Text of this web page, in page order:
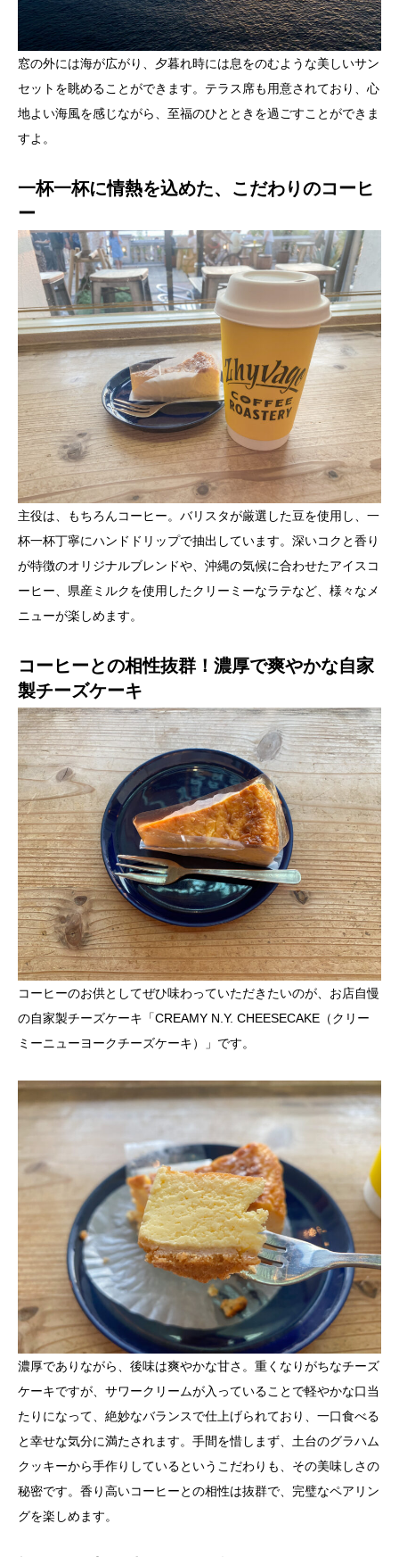
窓の外には海が広がり、夕暮れ時には息をのむような美しいサン
セットを眺めることができます。テラス席も用意されており、心
地よい海風を感じながら、至福のひとときを過ごすことができま
すよ。
一杯一杯に情熱を込めた、こだわりのコーヒ
ー
主役は、もちろんコーヒー。バリスタが厳選した豆を使用し、一
杯一杯丁寧にハンドドリップで抽出しています。深いコクと香り
が特徴のオリジナルブレンドや、沖縄の気候に合わせたアイスコ
ーヒー、県産ミルクを使用したクリーミーなラテなど、様々なメ
ニューが楽しめます。
コーヒーとの相性抜群！濃厚で爽やかな自家
製チーズケーキ
コーヒーのお供としてぜひ味わっていただきたいのが、お店自慢
の自家製チーズケーキ「CREAMY N.Y. CHEESECAKE（クリー
ミーニューヨークチーズケーキ）」です。
濃厚でありながら、後味は爽やかな甘さ。重くなりがちなチーズ
ケーキですが、サワークリームが入っていることで軽やかな口当
たりになって、絶妙なバランスで仕上げられており、一口食べる
と幸せな気分に満たされます。手間を惜しまず、土台のグラハム
クッキーから手作りしているというこだわりも、その美味しさの
秘密です。香り高いコーヒーとの相性は抜群で、完璧なペアリン
グを楽しめます。